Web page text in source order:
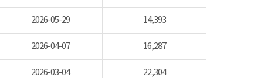
2026-05-29 14,393
2026-04-07 16,287
2026-03-04 22,304